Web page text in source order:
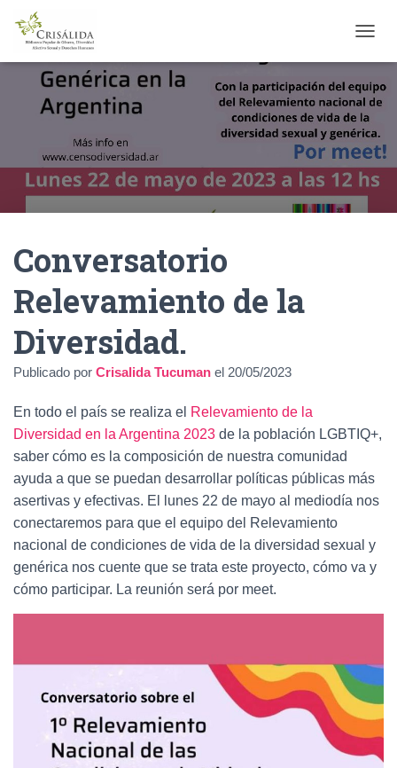
A
B
A
R
M
O
D
O
Conversatorio
Relevamiento de la
Diversidad.
Publicado por Crisalida Tucuman el 20/05/2023
En todo el país se realiza el Relevamiento de la
Diversidad en la Argentina 2023 de la población LGBTIQ+,
saber cómo es la composición de nuestra comunidad
ayuda a que se puedan desarrollar políticas públicas más
asertivas y efectivas. El lunes 22 de mayo al mediodía nos
conectaremos para que el equipo del Relevamiento
nacional de condiciones de vida de la diversidad sexual y
genérica nos cuente que se trata este proyecto, cómo va y
cómo participar. La reunión será por meet.